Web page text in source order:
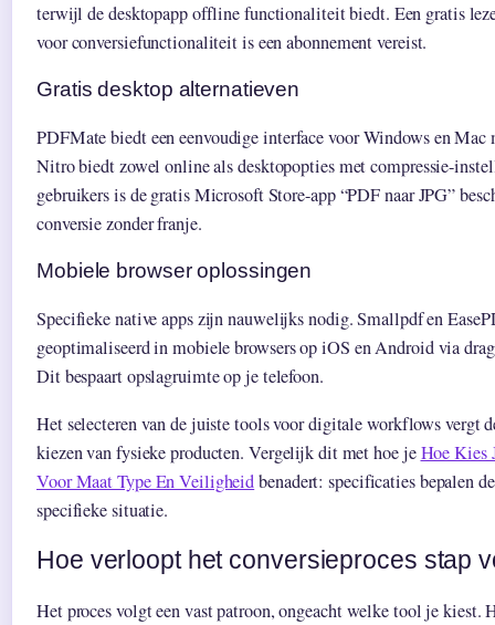
terwijl de desktopapp offline functionaliteit biedt. Een gratis
voor conversiefunctionaliteit is een abonnement vereist.
Gratis desktop alternatieven
PDFMate biedt een eenvoudige interface voor Windows en
Nitro biedt zowel online als desktopopties met compressie-
gebruikers is de gratis Microsoft Store-app “PDF naar JPG”
conversie zonder franje.
Mobiele browser oplossingen
Specifieke native apps zijn nauwelijks nodig. Smallpdf en
geoptimaliseerd in mobiele browsers op iOS en Android via
Dit bespaart opslagruimte op je telefoon.
Het selecteren van de juiste tools voor digitale workflows vergt
kiezen van fysieke producten. Vergelijk dit met hoe jeHoe Kies
Voor Maat Type En Veiligheidbenadert: specificaties bepalen
specifieke situatie.
Hoe verloopt het conversieproces stap
Het proces volgt een vast patroon, ongeacht welke tool je kiest.